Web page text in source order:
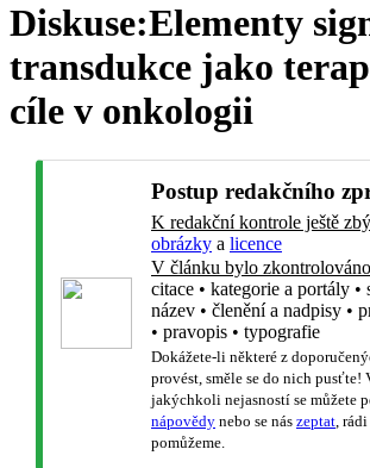
Diskuse:Elementy
transdukce jako
cíle v onkologii
Postup redakčního
K redakční kontrole ještě
obrázky a licence
V článku bylo zkontrolováno
citace • kategorie a portály •
název • členění a nadpisy •
• pravopis • typografie
Dokážete-li některé z
provést, směle se do nich pusťte!
jakýchkoli nejasností se můžete
nápovědy nebo se nás zeptat ,
pomůžeme.